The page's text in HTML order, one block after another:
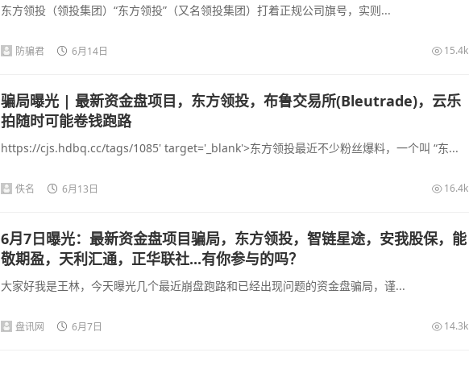
东方领投（领投集团）“东方领投”（又名领投集团）打着正规公司旗号，实则...
防骗君 6月14日 15.4k
骗局曝光 | 最新资金盘项目，东方领投，布鲁交易所(Bleutrade)，云乐
拍随时可能卷钱跑路
https://cjs.hdbq.cc/tags/1085' target='_blank'>东方领投最近不少粉丝爆料，一个叫 “东...
佚名 6月13日 16.4k
6月7日曝光：最新资金盘项目骗局，东方领投，智链星途，安我股保，能
敬期盈，天利汇通，正华联社...有你参与的吗？
大家好我是王林，今天曝光几个最近崩盘跑路和已经出现问题的资金盘骗局，谨...
盘讯网 6月7日 14.3k